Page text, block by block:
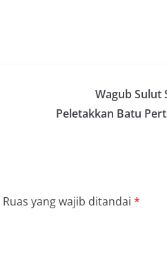
Wagub Sulut
Peletakkan Batu
Ruas yang wajib ditandai *